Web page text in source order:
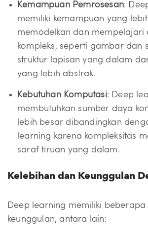
Kemampuan Pemrosesan:
memiliki kemampuan yang
memodelkan dan mempelajari
kompleks, seperti gambar dan
struktur lapisan yang dalam
yang lebih abstrak.
Kebutuhan Komputasi: Deep
membutuhkan sumber daya
lebih besar dibandingkan
learning karena kompleksitas
saraf tiruan yang dalam.
Kelebihan dan Keunggulan
Deep learning memiliki beberapa
keunggulan, antara lain: